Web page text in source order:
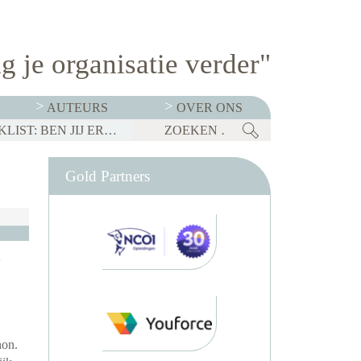
je organisatie verder"
AUTEURS
OVER ONS
BEDRIJVEN MOETEN OP 1 JANUARI 2027 TRANSPARANT ZIJN OVER SALARISSEN. CHECKLIST: BEN JIJ ER KLAAR VOOR?
Gold Partners